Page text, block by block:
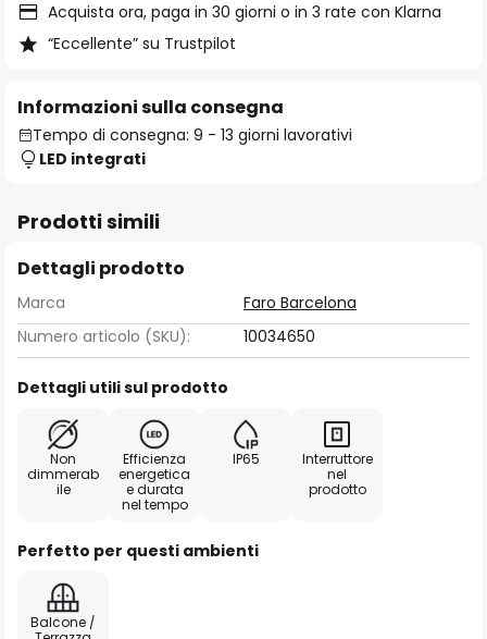
Acquista ora, paga in 30 giorni o in 3 rate con Klarna
“Eccellente” su Trustpilot
Informazioni sulla consegna
Tempo di consegna: 9 - 13 giorni lavorativi
LED integrati
Prodotti simili
Dettagli prodotto
Marca
Faro Barcelona
Numero articolo (SKU):
10034650
Dettagli utili sul prodotto
Non
dimmerab
ile
Efficienza
energetica
e durata
nel tempo
IP65
Interruttore
nel
prodotto
Perfetto per questi ambienti
Balcone /